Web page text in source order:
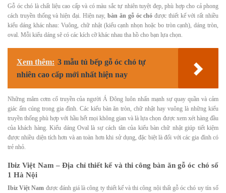
Gỗ óc chó là chất liệu cao cấp và có màu sắc tự nhiên tuyệt đẹp, phù hợp cho cả phong
cách truyền thống và hiện đại. Hiện nay,bàn ăn gỗ óc chóđược thiết kế với rất nhiều
kiểu dáng khác nhau: Vuông, chữ nhật (kiểu cạnh nhọn hoặc bo tròn cạnh), dáng tròn,
oval. Mỗi kiểu dáng sẽ có các kích cỡ khác nhau tha hồ cho bạn lựa chọn.
Xem thêm: 3 mẫu tủ bếp gỗ óc chó tự
nhiên cao cấp mới nhất hiện nay
Những mâm cơm cổ truyền của người Á Đông luôn nhấn mạnh sự quay quần và cảm
giác ấm cúng trong gia đình. Các kiểu bàn ăn tròn, chữ nhật hay vuông là những kiểu
truyền thống phù hợp với hầu hết mọi không gian và là lựa chọn được xem xét hàng đầu
của khách hàng. Kiểu dáng Oval là sự cách tân của kiểu bàn chữ nhật giúp tiết kiệm
được nhiều diện tích hơn và an toàn hơn khi sử dụng, đặc biệt là đối với các gia đình có
trẻ nhỏ.
Ibiz Việt Nam – Địa chỉ thiết kế và thi công bàn ăn gỗ óc chó số
1 Hà Nội
Ibiz Việt Nam được đánh giá là công ty thiết kế và thi công nội thất gỗ óc chó uy tín số